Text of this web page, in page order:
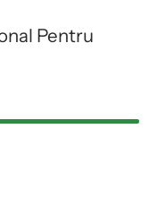
Pentru